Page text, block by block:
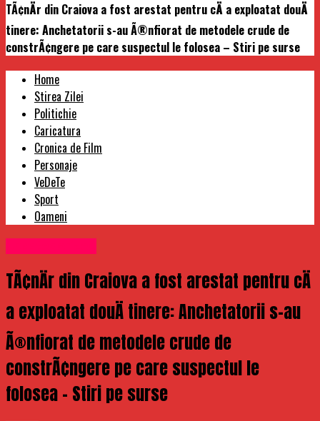
TÃ¢nÄr din Craiova a fost arestat pentru cÄ a exploatat douÄ
tinere: Anchetatorii s-au Ã®nfiorat de metodele crude de
constrÃ¢ngere pe care suspectul le folosea – Stiri pe surse
Home
Stirea Zilei
Politichie
Caricatura
Cronica de Film
Personaje
VeDeTe
Sport
Oameni
TÃ¢nÄr din Craiova a fost arestat pentru cÄ
a exploatat douÄ tinere: Anchetatorii s-au
Ã®nfiorat de metodele crude de
constrÃ¢ngere pe care suspectul le
folosea – Stiri pe surse